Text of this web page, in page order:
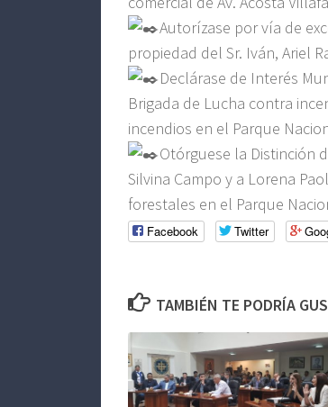
Autorízase por vía de
propiedad del Sr. Iván, Ariel
Declárase de Interés
Brigada de Lucha contra
incendios en el Parque
Otórguese la Distinción
Silvina Campo y a Lorena
forestales en el Parque
Facebook Twitter
TAMBIÉN TE PODRÍA